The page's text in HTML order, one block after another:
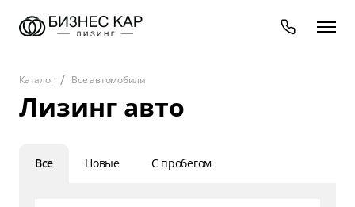
Каталог Все автомобили
Лизинг авто
Все Новые С пробегом